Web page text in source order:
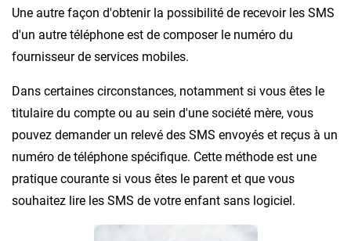
Une autre façon d'obtenir la possibilité de recevoir les SMS
d'un autre téléphone est de composer le numéro du
fournisseur de services mobiles.
Dans certaines circonstances, notamment si vous êtes le
titulaire du compte ou au sein d'une société mère, vous
pouvez demander un relevé des SMS envoyés et reçus à un
numéro de téléphone spécifique. Cette méthode est une
pratique courante si vous êtes le parent et que vous
souhaitez lire les SMS de votre enfant sans logiciel.